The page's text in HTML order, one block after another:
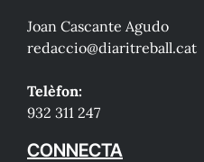
Joan Cascante Agudo
redaccio@diaritreball.cat
Telèfon:
932 311 247
CONNECTA